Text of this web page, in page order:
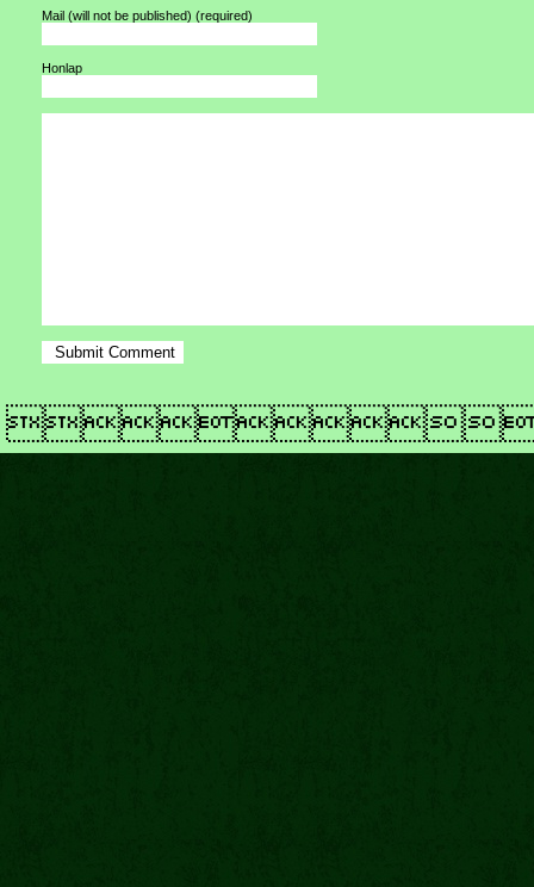
Mail (will not be published) (required)
Honlap